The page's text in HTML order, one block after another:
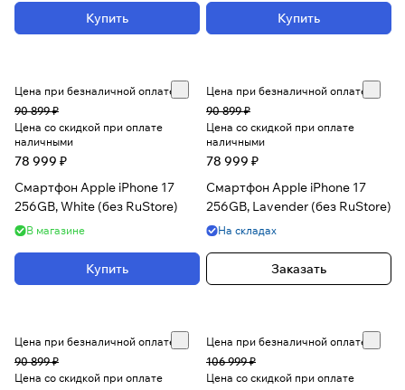
Купить Купить
Цена при безналичной оплате
90 899 ₽
Цена со скидкой при оплате
наличными
78 999 ₽
Смартфон Apple iPhone 17
256GB, White (без RuStore)
В магазине
Купить
Цена при безналичной оплате
90 899 ₽
Цена со скидкой при оплате
наличными
78 999 ₽
Смартфон Apple iPhone 17
256GB, Lavender (без RuStore)
На складах
Заказать
Цена при безналичной оплате
90 899 ₽
Цена со скидкой при оплате
Цена при безналичной оплате
106 999 ₽
Цена со скидкой при оплате